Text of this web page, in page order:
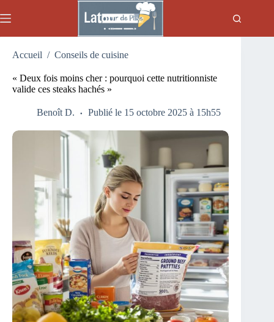
au
Accueil / Conseils de cuisine
« Deux fois moins cher : pourquoi cette nutritionniste
valide ces steaks hachés »
Benoît D. Publié le 15 octobre 2025 à 15h55